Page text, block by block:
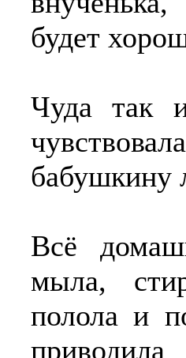
будет
Чуда так
бабушкину
Всё
мыла,
полола и